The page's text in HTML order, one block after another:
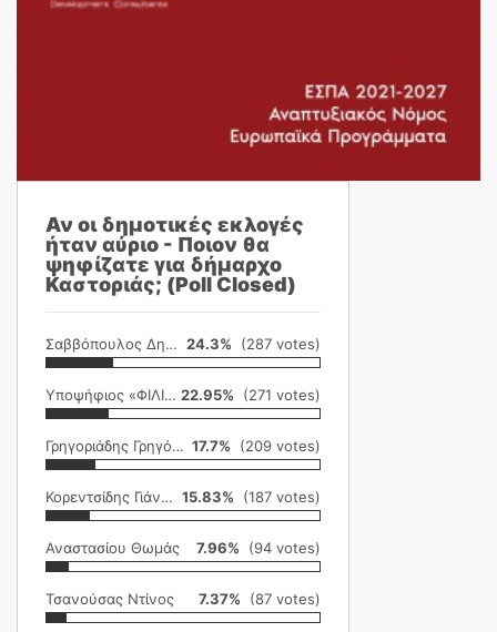
Αν οι δημοτικές εκλογές
ήταν αύριο - Ποιον θα
ψηφίζατε για δήμαρχο
Καστοριάς; (Poll Closed)
Σαββόπουλος Δημήτρης 24.3% (287 votes)
Υποψήφιος «ΦΙΛΙΚΗ ΕΤΑΙΡΕΙΑ» 22.95% (271 votes)
Γρηγοριάδης Γρηγόρης 17.7% (209 votes)
Κορεντσίδης Γιάννης 15.83% (187 votes)
Αναστασίου Θωμάς 7.96% (94 votes)
Τσανούσας Ντίνος 7.37% (87 votes)